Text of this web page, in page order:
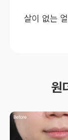
살이 없는
원